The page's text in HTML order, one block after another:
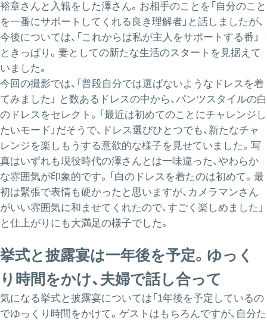
裕章さんと入籍をした澤さん。お相手のことを「自分のこと
を一番にサポートしてくれる良き理解者」と話しましたが、
今後については、「これからは私が主人をサポートする番」
ときっぱり。妻としての新たな生活のスタートを見据えて
いました。
今回の撮影では、「普段自分では選ばないようなドレスを着
てみました」 と数あるドレスの中から、パンツスタイルの白
のドレスをセレクト。「最近は初めてのことにチャレンジし
たいモード」だそうで、ドレス選びひとつでも、新たなチャ
レンジを楽しもうする意欲的な様子を見せていました。写
真はいずれも現役時代の澤さんとは一味違った、やわらか
な雰囲気が印象的です。「白のドレスを着たのは初めて。最
初は緊張で表情も硬かったと思いますが、カメラマンさん
がいい雰囲気に和ませてくれたので、すごく楽しめました」
と仕上がりにも大満足の様子でした。
挙式と披露宴は一年後を予定。ゆっく
り時間をかけ、夫婦で話し合って
気になる挙式と披露宴については「1年後を予定しているの
でゆっくり時間をかけて。ゲストはもちろんですが、自分た